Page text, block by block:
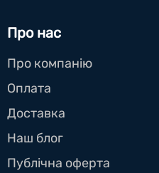
Про нас
Про компанію
Оплата
Доставка
Наш блог
Публічна оферта